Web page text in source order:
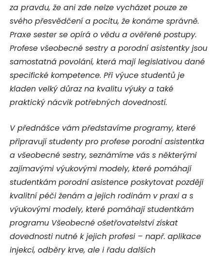
za pravdu, že ani zde nelze vycházet pouze ze
svého přesvědčení a pocitu, že konáme správně.
Praxe sester se opírá o vědu a ověřené postupy.
Profese všeobecné sestry a porodní asistentky jsou
samostatná povolání, která mají legislativou dané
specifické kompetence. Při výuce studentů je
kladen velký důraz na kvalitu výuky a také
praktický nácvik potřebných dovedností.
V přednášce vám představíme programy, které
připravují studenty pro profese porodní asistentka
a všeobecné sestry, seznámíme vás s některými
zajímavými výukovými modely, které pomáhají
studentkám porodní asistence poskytovat později
kvalitní péči ženám a jejich rodinám v praxi a s
výukovými modely, které pomáhají studentkám
programu Všeobecné ošetřovatelství získat
dovednosti nutné k jejich profesi – např. aplikace
injekcí, odběry krve, ale i řadu dalších